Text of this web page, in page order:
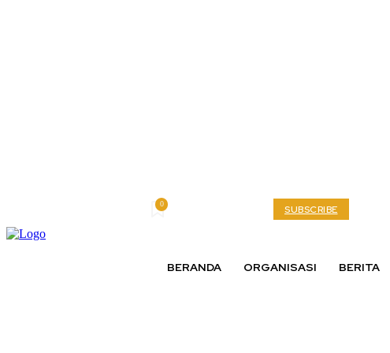
0 SUBSCRIBE
BERANDA ORGANISASI BERITA